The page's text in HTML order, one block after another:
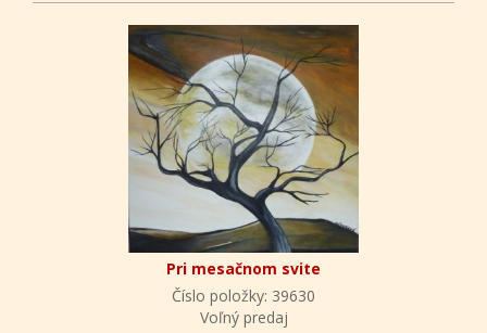
Pri mesačnom svite
Číslo položky: 39630
Voľný predaj